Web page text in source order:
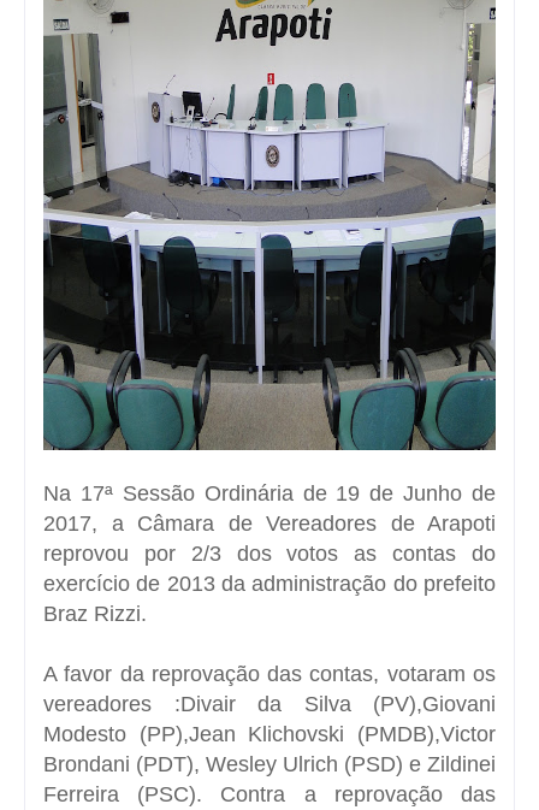
Na 17ª Sessão Ordinária de 19 de Junho de
2017, a Câmara de Vereadores de Arapoti
reprovou por 2/3 dos votos as contas do
exercício de 2013 da administração do prefeito
Braz Rizzi.
A favor da reprovação das contas, votaram os
vereadores :Divair da Silva (PV),Giovani
Modesto (PP),Jean Klichovski (PMDB),Victor
Brondani (PDT), Wesley Ulrich (PSD) e Zildinei
Ferreira (PSC). Contra a reprovação das